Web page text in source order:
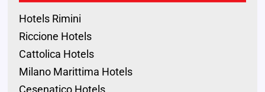
Hotels Rimini
Riccione Hotels
Cattolica Hotels
Milano Marittima Hotels
Cesenatico Hotels